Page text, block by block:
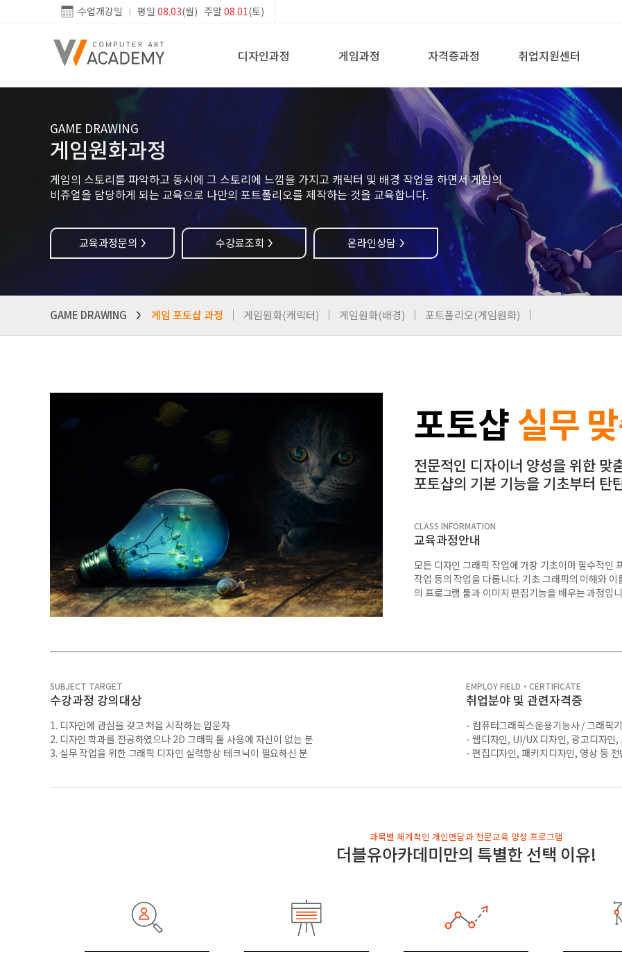
수업개강일 평일 08.03(월) 주말08.01(토)
디자인과정 게임과정 자격증과정 취업지원센터
GAME DRAWING
게임원화과정
게임의 스토리를 파악하고 동시에 그 스토리에 느낌을 가지고 캐릭터 및 배경 작업을 하면서 게임의
비쥬얼을 담당하게 되는 교육으로 나만의 포트폴리오를 제작하는 것을 교육합니다.
교육과정문의 > 수강료조회 > 온라인상담 >
GAME DRAWING > 게임 포토샵 과정 게임원화(캐릭터) 게임원화(배경) 포트폴리오(게임원화)
포토샵실무
전문적인 디자이너 양성을 위한 맞
포토샵의 기본 기능을 기초부터 탄
CLASS INFORMATION
교육과정안내
모든 디자인 그래픽 작업에 가장 기초이며 필수적인
작업 등의 작업을 다룹니다. 기초 그래픽의 이해와
의 프로그램 툴과 이미지 편집기능을 배우는 과정입
SUBJECT TARGET
수강과정 강의대상
1. 디자인에 관심을 갖고 처음 시작하는 입문자
2. 디자인 학과를 전공하였으나 2D 그래픽 툴 사용에 자신이 없는 분
3. 실무 작업을 위한 그래픽 디자인 실력향상 테크닉이 필요하신 분
EMPLOY FIELD・CERTIFICATE
취업분야 및 관련자격증
- 컴퓨터그래픽스운용기능사 / 그래픽
- 웹디자인, UI/UX 디자인, 광고디자인,
- 편집디자인, 패키지디자인, 영상 등
과목별 체계적인 개인면담과 전문교육 양성 프로그램
더블유아카데미만의 특별한 선택 이유!